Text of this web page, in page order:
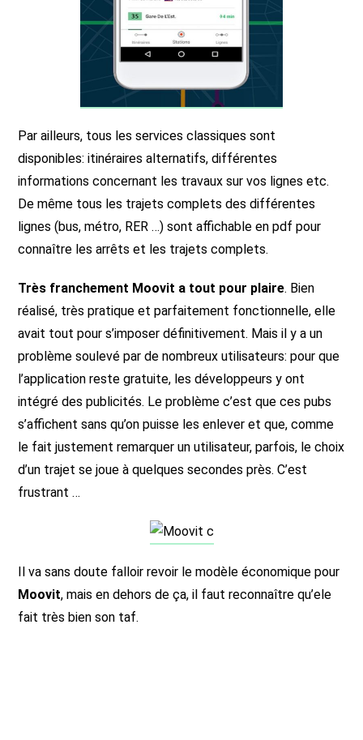
Par ailleurs, tous les services classiques sont
disponibles: itinéraires alternatifs, différentes
informations concernant les travaux sur vos lignes etc.
De même tous les trajets complets des différentes
lignes (bus, métro, RER …) sont affichable en pdf pour
connaître les arrêts et les trajets complets.
Très franchement Moovit a tout pour plaire. Bien
réalisé, très pratique et parfaitement fonctionnelle, elle
avait tout pour s’imposer définitivement. Mais il y a un
problème soulevé par de nombreux utilisateurs: pour que
l’application reste gratuite, les développeurs y ont
intégré des publicités. Le problème c’est que ces pubs
s’affichent sans qu’on puisse les enlever et que, comme
le fait justement remarquer un utilisateur, parfois, le choix
d’un trajet se joue à quelques secondes près. C’est
frustrant …
Il va sans doute falloir revoir le modèle économique pour
Moovit, mais en dehors de ça, il faut reconnaître qu’ele
fait très bien son taf.